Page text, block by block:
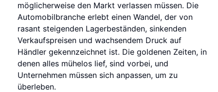
möglicherweise den Markt verlassen müssen. Die
Automobilbranche erlebt einen Wandel, der von
rasant steigenden Lagerbeständen, sinkenden
Verkaufspreisen und wachsendem Druck auf
Händler gekennzeichnet ist. Die goldenen Zeiten, in
denen alles mühelos lief, sind vorbei, und
Unternehmen müssen sich anpassen, um zu
überleben.